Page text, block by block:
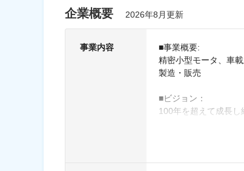
企業概要 2026年8月更新
事業内容
■事業概要:
精密小型モータ、車
製造・販売
■ビジョン：
100年を超えて成長
増収増益を継続する